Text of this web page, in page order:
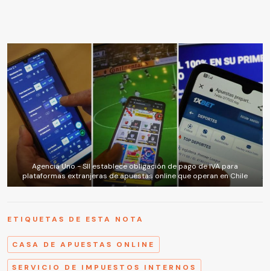
Agencia Uno - SII establece obligación de pago de IVA para
plataformas extranjeras de apuestas online que operan en Chile
ETIQUETAS DE ESTA NOTA
CASA DE APUESTAS ONLINE
SERVICIO DE IMPUESTOS INTERNOS